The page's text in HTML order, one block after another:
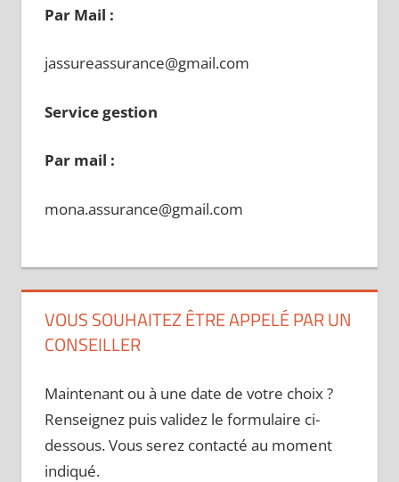
Par Mail :
jassureassurance@gmail.com
Service gestion
Par mail :
mona.assurance@gmail.com
VOUS SOUHAITEZ ÊTRE APPELÉ PAR UN
CONSEILLER
Maintenant ou à une date de votre choix ?
Renseignez puis validez le formulaire ci-
dessous. Vous serez contacté au moment
indiqué.